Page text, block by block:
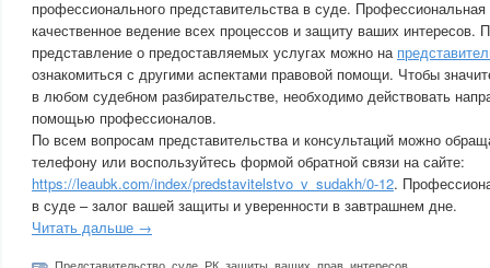
профессионального представительства в суде.
качественное ведение всех процессов и защиту ваших интересов.
представление о предоставляемых услугах можно на
ознакомиться с другими аспектами правовой помощи. Чтобы
в любом судебном разбирательстве, необходимо действовать
помощью профессионалов.
По всем вопросам представительства и консультаций можно
телефону или воспользуйтесь формой обратной связи на сайте:
https://leaubk.com/index/predstavitelstvo_v_sudakh/0-12.
в суде – залог вашей защиты и уверенности в завтрашнем дне.
Читать дальше →